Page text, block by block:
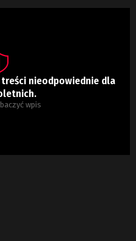
nieodpowiednie dla
wpis